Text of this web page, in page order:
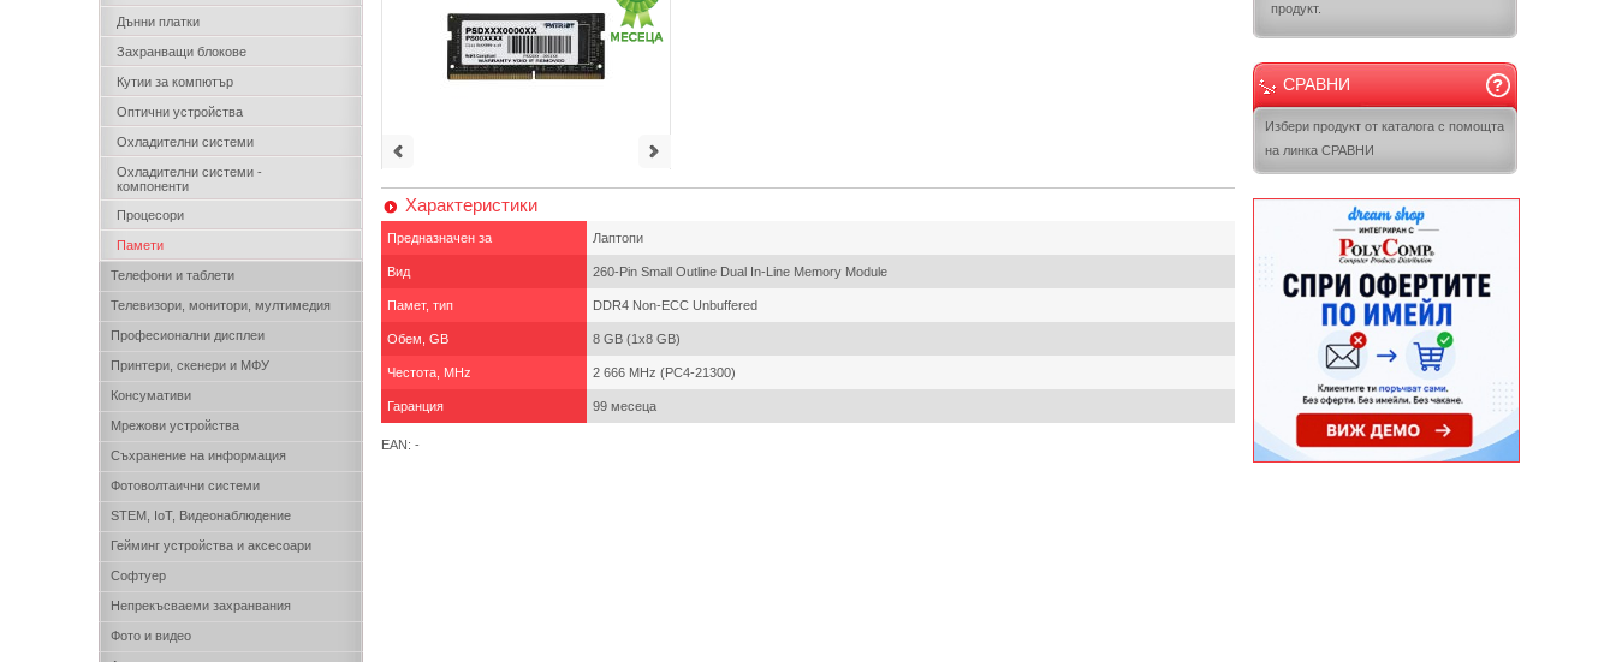
Дънни платки
Захранващи блокове
Кутии за компютър
Оптични устройства
Охладителни системи
Охладителни системи -
компоненти
Процесори
Памети
Телефони и таблети
Телевизори, монитори, мултимедия
Професионални дисплеи
Принтери, скенери и МФУ
Консумативи
Мрежови устройства
Съхранение на информация
Фотоволтаични системи
STEM, IoT, Видеонаблюдение
Гейминг устройства и аксесоари
Софтуер
Непрекъсваеми захранвания
Фото и видео
Характеристики
Предназначен за Лаптопи
Вид 260-Pin Small Outline Dual In-Line Memory Module
Памет, тип DDR4 Non-ECC Unbuffered
Обем, GB 8 GB (1x8 GB)
Честота, MHz 2 666 MHz (PC4-21300)
Гаранция 99 месеца
EAN: -
продукт.
СРАВНИ
Избери продукт от каталога с помощта
на линка СРАВНИ